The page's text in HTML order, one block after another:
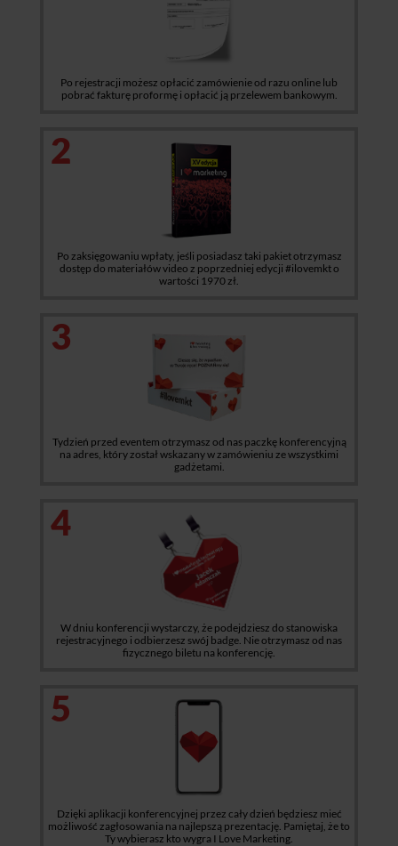
Po rejestracji możesz opłacić zamówienie od razu online lub
pobrać fakturę proformę i opłacić ją przelewem bankowym.
2
Po zaksięgowaniu wpłaty, jeśli posiadasz taki pakiet otrzymasz
dostęp do materiałów video z poprzedniej edycji #ilovemkt o
wartości 1970 zł.
3
Tydzień przed eventem otrzymasz od nas paczkę konferencyjną
na adres, który został wskazany w zamówieniu ze wszystkimi
gadżetami.
4
W dniu konferencji wystarczy, że podejdziesz do stanowiska
rejestracyjnego i odbierzesz swój badge. Nie otrzymasz od nas
fizycznego biletu na konferencję.
5
Dzięki aplikacji konferencyjnej przez cały dzień będziesz mieć
możliwość zagłosowania na najlepszą prezentację. Pamiętaj, że to
Ty wybierasz kto wygra I Love Marketing.